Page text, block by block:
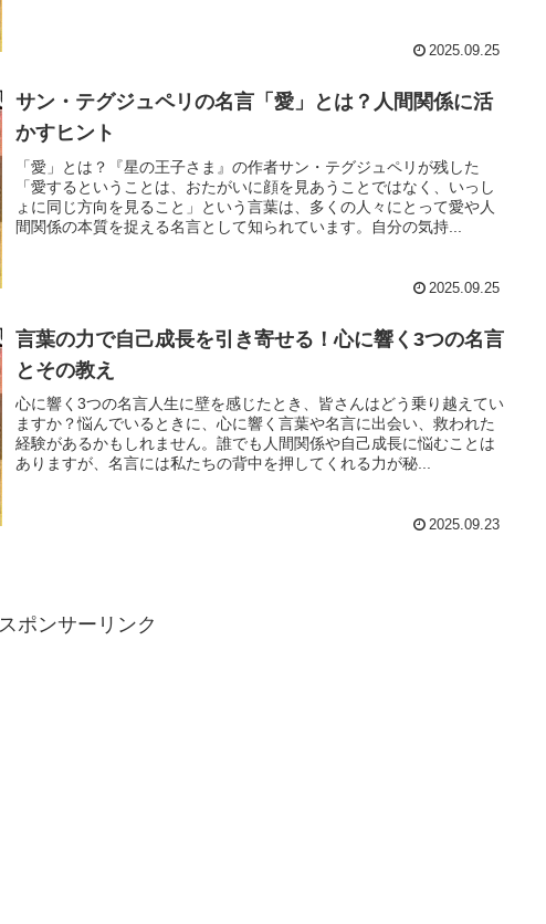
2025.09.25
サン・テグジュペリの名言「愛」とは？人間関係に活
かすヒント
「愛」とは？『星の王子さま』の作者サン・テグジュペリが残した
「愛するということは、おたがいに顔を見あうことではなく、いっし
ょに同じ方向を見ること」という言葉は、多くの人々にとって愛や人
間関係の本質を捉える名言として知られています。自分の気持...
2025.09.25
言葉の力で自己成長を引き寄せる！心に響く3つの名言
とその教え
心に響く3つの名言人生に壁を感じたとき、皆さんはどう乗り越えてい
ますか？悩んでいるときに、心に響く言葉や名言に出会い、救われた
経験があるかもしれません。誰でも人間関係や自己成長に悩むことは
ありますが、名言には私たちの背中を押してくれる力が秘...
2025.09.23
スポンサーリンク